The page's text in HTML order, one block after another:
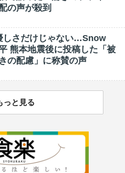
の声が殺到
しさだけじゃない…Snow
熊本地震後に投稿した「被
の配慮」に称賛の声
っと見る